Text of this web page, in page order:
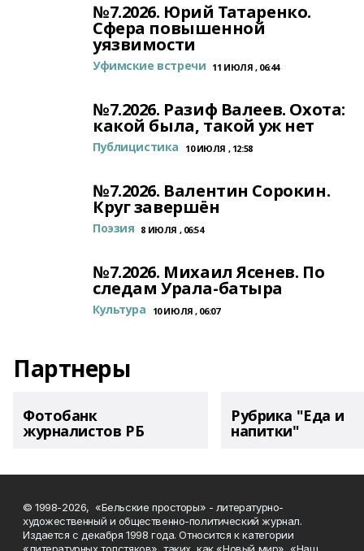
№7.2026. Юрий Татаренко.
Сфера повышенной
уязвимости
Уфимские встречи 11 ИЮЛЯ , 06:44
№7.2026. Разиф Валеев. Охота:
какой была, такой уж нет
Публицистика 10 ИЮЛЯ , 12:58
№7.2026. Валентин Сорокин.
Круг завершён
Поэзия 8 ИЮЛЯ , 06:54
№7.2026. Михаил Ясенев. По
следам Урала-батыра
Культура 10 ИЮЛЯ , 06:07
Партнеры
Фотобанк
журналистов РБ
Рубрика "Еда и
напитки"
© 1998-2026, «Бельские просторы» - литературно-
художественный и общественно-политический журнал.
Издается с декабря 1998 года. Относится к категории